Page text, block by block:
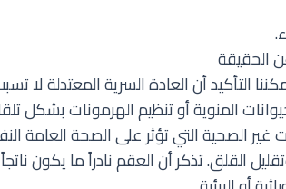
الحقيقة
التأكيد أن العادة السرية المعتدلة لا
المنوية أو تنظيم الهرمونات بشكل
الصحية التي تؤثر على الصحة العامة
القلق. تذكر أن العقم نادراً ما يكون